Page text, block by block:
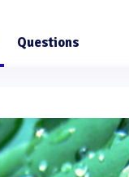
Questions